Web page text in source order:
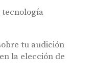
tecnología
tu audición
la elección de